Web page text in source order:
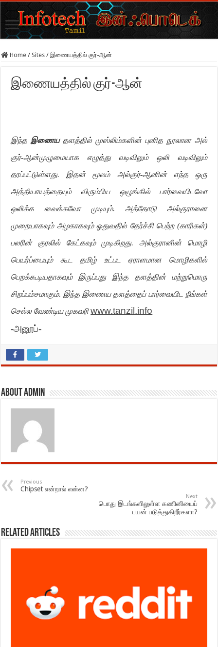
Home / Sites / இணையத்தில் குர்-ஆன்
இணையத்தில் குர்-ஆன்
இந்தஇணையதளத்தில் முஸ்லிம்களின் புனித நூலான அல்
குர்-ஆன்முழுமையாக எழுத்து வடிவிலும் ஒலி வடிவிலும்
தரப்பட்டுள்ளது. இதன் மூலம் அல்குர்-ஆனின்எந்த ஒரு
அத்தியாயத்தையும் விரும்பிய ஒழுங்கில் பார்வையிடவோ
ஒலிக்க வைக்கவோ முடியும். அத்தோடு அல்குரானை
முறையாகவும் அழகாகவும் ஓதுவதில் தேர்ச்சி பெற்ற (காரிகள்)
பலரின் குரலில் கேட்கவும் முடிகிறது. அல்குரானின் மொழி
பெயர்ப்பையும் கூட தமிழ் உட்பட ஏராளமான மொழிகளில்
பெறக்கூடியதாகவும் இருப்பது இந்த தளத்தின் மற்றுமொரு
சிறப்பம்சமாகும். இந்த இணைய தளத்தைப் பார்வையிட நீங்கள்
செல்ல வேண்டிய முகவரிwww.tanzil.info
-அனூப்-
About admin
Previous
Chipset என்றால் என்ன?
Next
பொது இடங்களிலுள்ள கணினியைப்
பயன் படுத்துகிறீர்களா?
Related Articles